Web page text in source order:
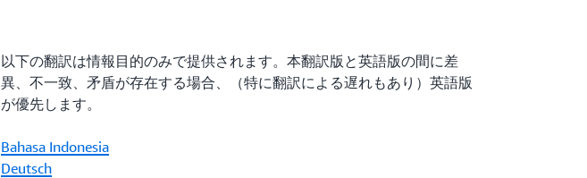
以下の翻訳は情報目的のみで提供されます。本翻訳版と英語版の間に差
異、不一致、矛盾が存在する場合、（特に翻訳による遅れもあり）英語版
が優先します。
Bahasa Indonesia
Deutsch